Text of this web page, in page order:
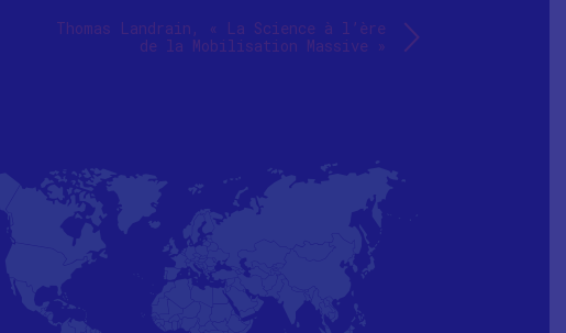
Thomas Landrain, « La Science à l’ère
de la Mobilisation Massive »